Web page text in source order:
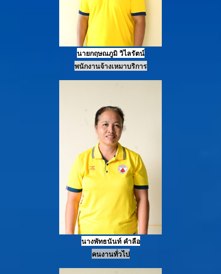
นายกฤษณภูมิ วิไลรัตน์
พนักงานจ้างเหมาบริการ
นางพัทธนันท์ คำลือ
คนงานทั่วไป